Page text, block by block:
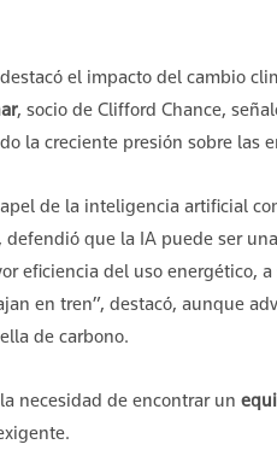
el impacto del cambio
, socio de Clifford Chance,
la creciente presión sobre las
de la inteligencia artificial
que la IA puede ser
eficiencia del uso energético,
en tren”, destacó, aunque
de carbono.
necesidad de encontrar un